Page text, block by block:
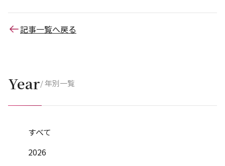
記事一覧へ戻る
Year/ 年別一覧
すべて
2026